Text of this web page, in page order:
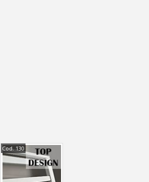
Cod. 130